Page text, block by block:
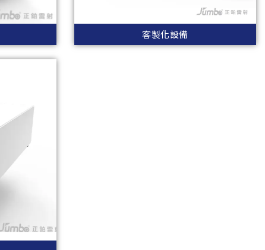
客製化設備